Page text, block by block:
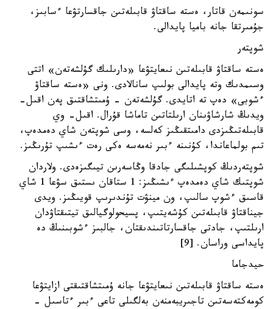
سونىمەن قاتار، ەستە ساقتاۋ قابىلەتىن جاقسارتۋعا ءسابىز،
جۇمىرتقا جانە باميا پايدالى.
شوپتەر
ەستە ساقتاۋ قابىلەتىن نىعايتۋعا «دارىلىك گۇلشەتەن» اتتى
وسىمدىك وتە پايدالى بولىپ سانالادى. ونى «ەستە ساقتاۋ
ءشوبى» دەپ تە اتايدى. گۇلشەتەن - ۇمىتشاقتىق پەن اقىل-
ويدىڭ شارشاۋىنان ارىلتاتىن تاماشا قۇرال. اقىل- وي
قابىلەتىڭىزدى دامىتقىڭىز كەلسە، وسى شوپتەن شاي دەمدەپ،
تىم بولماعاندا، كۇنىنە ءبىر نەمەسە ەكى رەت ءىشىپ تۇرىڭىز.
شوپتەردىڭ كوپشىلىگى جادقا وڭاسەرىن تيىگىزەدى. ولاردان
شوپتىك شاي دەمدەپ ءىشىڭىز: 1 ستاقان ىستىق سۋعا 1 شاي
قاسىق ءشوپ سالىپ، ون مينۋت تۇندىرىپ قويىڭىز. ويدى
جيناقتاۋ قابىلەتىن كۇشەيتىپ، پسيحولوگيالىق تيتىقتاۋدان
ارىلتىپ، جادتى جاقسارتاتىندىقتان، جالبىز ءشوبىنىڭ دە
پايداسى وراسان. [9]
حيدجاما
ەستە ساقتاۋ قابىلەتىن نىعايتۋعا جانە ۇمىتشاقتىقتى ازايتۋعا
كومەكتەسەتىن تاجىريبەمنەن بەلگىلى تاعى ءبىر ءتاسىل -